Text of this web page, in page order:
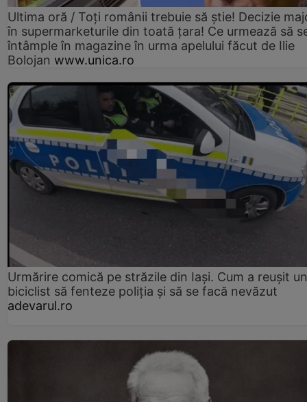
Ultima oră / Toți românii trebuie să știe! Decizie
în supermarketurile din toată țara! Ce urmează să
întâmple în magazine în urma apelului făcut de Ilie
Bolojan www.unica.ro
Urmărire comică pe străzile din Iași. Cum a reușit un
biciclist să fenteze poliția și să se facă nevăzut
adevarul.ro